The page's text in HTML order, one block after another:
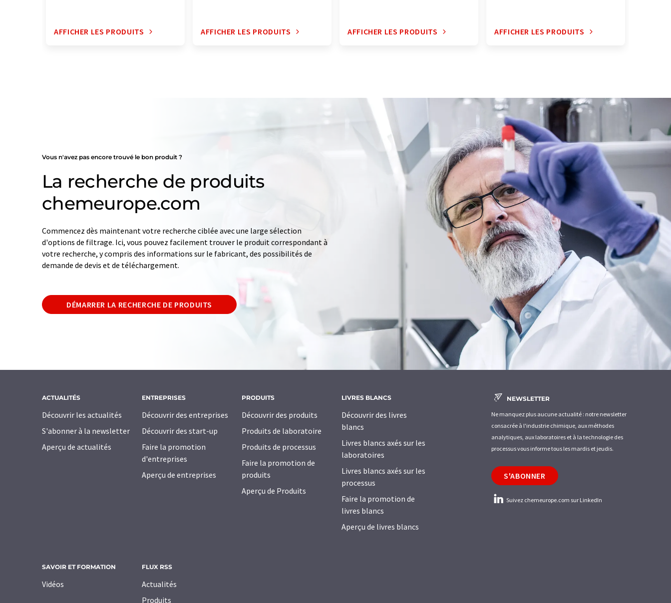
AFFICHER LES PRODUITS AFFICHER LES PRODUITS AFFICHER LES PRODUITS AFFICHER LES PRODUITS
Vous n'avez pas encore trouvé le bon produit ?
La recherche de produits
chemeurope.com
Commencez dès maintenant votre recherche ciblée avec une large sélection
d'options de filtrage. Ici, vous pouvez facilement trouver le produit correspondant à
votre recherche, y compris des informations sur le fabricant, des possibilités de
demande de devis et de téléchargement.
DÉMARRER LA RECHERCHE DE PRODUITS
ACTUALITÉS
Découvrir les actualités
S'abonner à la newsletter
Aperçu de actualités
ENTREPRISES
Découvrir des entreprises
Découvrir des start-up
Faire la promotion
d'entreprises
Aperçu de entreprises
PRODUITS
Découvrir des produits
Produits de laboratoire
Produits de processus
Faire la promotion de
produits
Aperçu de Produits
LIVRES BLANCS
Découvrir des livres
blancs
Livres blancs axés sur les
laboratoires
Livres blancs axés sur les
processus
Faire la promotion de
livres blancs
Aperçu de livres blancs
SAVOIR ET FORMATION
Vidéos
FLUX RSS
Actualités
Produits
NEWSLETTER
Ne manquez plus aucune actualité : notre newsletter
consacrée à l'industrie chimique, aux méthodes
analytiques, aux laboratoires et à la technologie des
processus vous informe tous les mardis et jeudis.
S'ABONNER
Suivez chemeurope.com sur LinkedIn